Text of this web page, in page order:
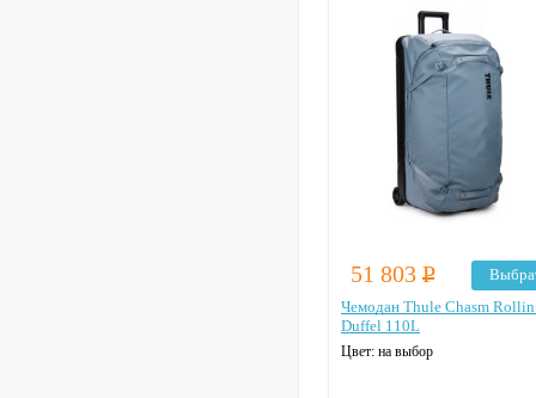
51 803 Р
Чемодан Thule Chasm
Duffel 110L
Цвет: на выбор